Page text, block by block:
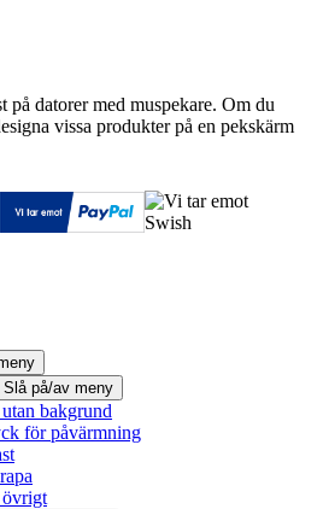
på datorer med muspekare. Om du
vissa produkter på en pekskärm
Slå på/av meny
bakgrund
för påvärmning